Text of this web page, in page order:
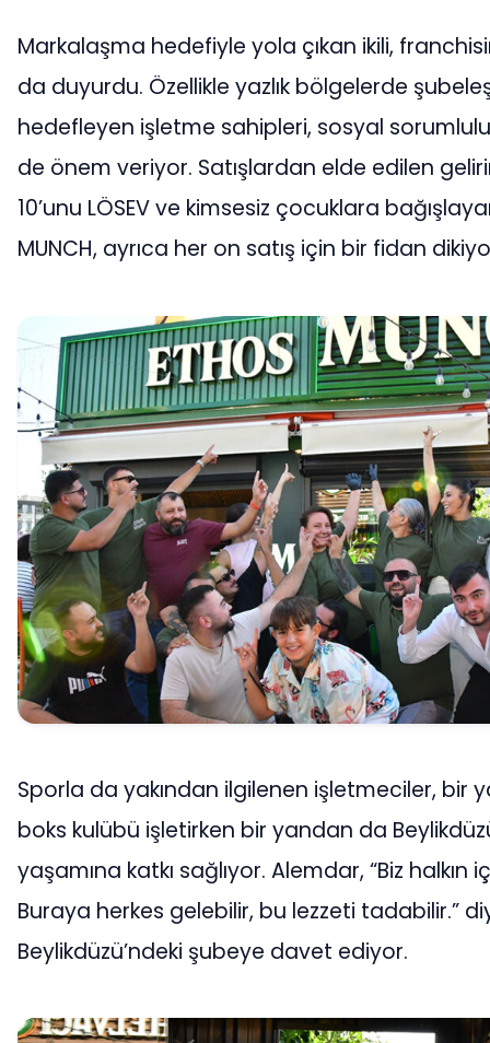
Markalaşma hedefiyle yola çıkan ikili,
da duyurdu. Özellikle yazlık bölgelerde
hedefleyen işletme sahipleri, sosyal
de önem veriyor. Satışlardan elde edilen
10’unu LÖSEV ve kimsesiz çocuklara
MUNCH, ayrıca her on satış için bir fidan
Sporla da yakından ilgilenen işletmeciler, bir
boks kulübü işletirken bir yandan da
yaşamına katkı sağlıyor. Alemdar, “Biz halkın
Buraya herkes gelebilir, bu lezzeti tadabilir.”
Beylikdüzü’ndeki şubeye davet ediyor.